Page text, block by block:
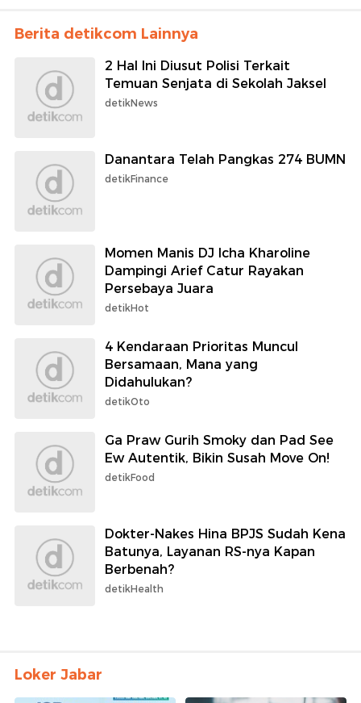
Berita detikcom Lainnya
2 Hal Ini Diusut Polisi Terkait
Temuan Senjata di Sekolah Jaksel
detikNews
Danantara Telah Pangkas 274 BUMN
detikFinance
Momen Manis DJ Icha Kharoline
Dampingi Arief Catur Rayakan
Persebaya Juara
detikHot
4 Kendaraan Prioritas Muncul
Bersamaan, Mana yang
Didahulukan?
detikOto
Ga Praw Gurih Smoky dan Pad See
Ew Autentik, Bikin Susah Move On!
detikFood
Dokter-Nakes Hina BPJS Sudah Kena
Batunya, Layanan RS-nya Kapan
Berbenah?
detikHealth
Loker Jabar